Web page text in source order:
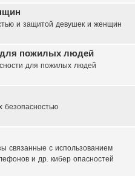
и защитой девушек и женщин
для пожилых людей
для пожилых людей
безопасностью
связанные с использованием
и др. кибер опасностей